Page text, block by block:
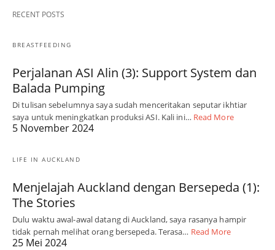
RECENT POSTS
BREASTFEEDING
Perjalanan ASI Alin (3): Support System dan
Balada Pumping
Di tulisan sebelumnya saya sudah menceritakan seputar ikhtiar
saya untuk meningkatkan produksi ASI. Kali ini… Read More
5 November 2024
LIFE IN AUCKLAND
Menjelajah Auckland dengan Bersepeda (1):
The Stories
Dulu waktu awal-awal datang di Auckland, saya rasanya hampir
tidak pernah melihat orang bersepeda. Terasa… Read More
25 Mei 2024